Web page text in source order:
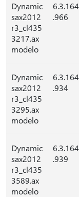
Dynamic
sax2012
r3_cl435
3217.ax
modelo
6.3.164
.966
Dynamic
sax2012
r3_cl435
3295.ax
modelo
6.3.164
.934
Dynamic
sax2012
r3_cl435
3589.ax
modelo
6.3.164
.939